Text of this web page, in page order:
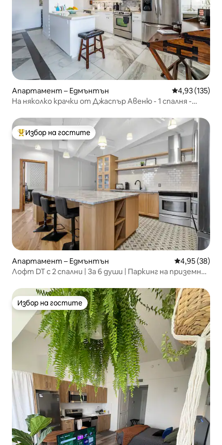
Апартамент – Едмънтън Средна
4,93 (135)
На няколко крачки от Джаспър Авеню - 1 спалня -
Най-популярен избор на гостите
Избор на гостите
Апартамент – Едмънтън Средна
4,95 (38)
Лофт DT с 2 спални | За 6 души | Паркинг на приземния
Избор на гостите
Избор на гостите